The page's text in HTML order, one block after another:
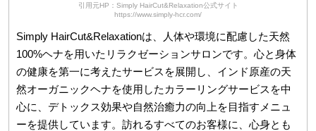
引用元HP：Simply HairCut&Relaxation公式サイト
https://www.simply-hcr.com/
Simply HairCut&Relaxationは、人体や環境に配慮した天然
100%ヘナを用いたリラクゼーションサロンです。心と身体
の健康を第一に考えたサービスを展開し、インド原産の天
然オーガニックヘナを使用したカラーリングサービスを中
心に、デトックス効果や自然治癒力の向上を目指すメニュ
ーを提供しています。訪れるすべてのお客様に、心身とも